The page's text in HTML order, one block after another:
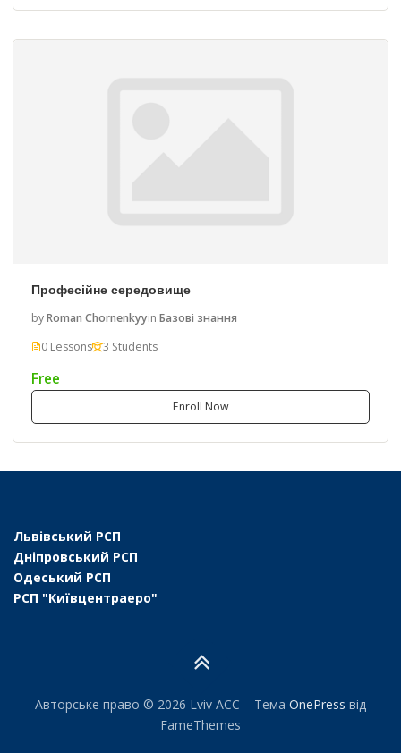
Професійне середовище
byRoman Chornenkyyin Базові знання
0 Lessons
3 Students
Free
Enroll Now
Львівський РСП
Дніпровський РСП
Одеський РСП
РСП "Київцентраеро"
Авторське право © 2026 Lviv ACC – Тема OnePress від
FameThemes